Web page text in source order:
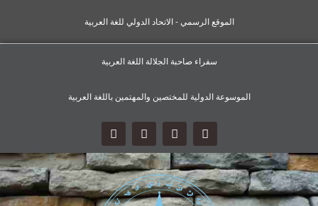
الموقع الرسمي - الاتحاد الدولي للغة العربية
سفراء صاحبة الجلالة اللغة العربية
الموسوعة الدولية للمختصين والمهتمين باللغة العربية